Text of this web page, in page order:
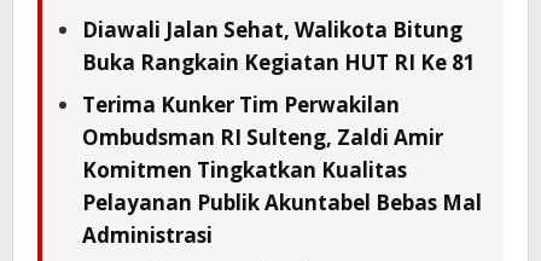
Diawali Jalan Sehat, Walikota Bitung
Buka Rangkain Kegiatan HUT RI Ke 81
Terima Kunker Tim Perwakilan
Ombudsman RI Sulteng, Zaldi Amir
Komitmen Tingkatkan Kualitas
Pelayanan Publik Akuntabel Bebas Mal
Administrasi